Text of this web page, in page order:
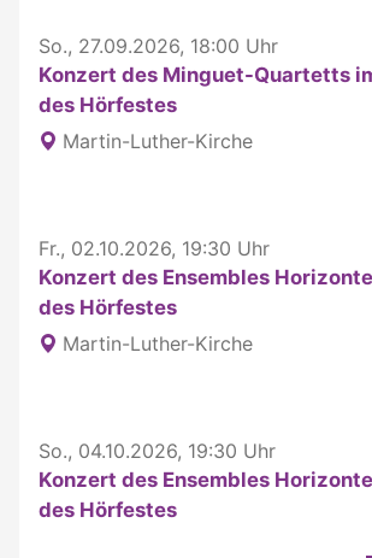
So., 27.09.2026, 18:00 Uhr
Konzert des Minguet-Quartetts
des Hörfestes
Martin-Luther-Kirche
Fr., 02.10.2026, 19:30 Uhr
Konzert des Ensembles
des Hörfestes
Martin-Luther-Kirche
So., 04.10.2026, 19:30 Uhr
Konzert des Ensembles
des Hörfestes